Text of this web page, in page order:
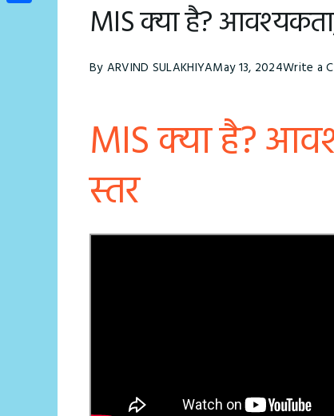
MIS क्‍या है?
By ARVIND SULAKHIYAMay 13, 2024Write a
MIS क्‍या है?
स्‍तर